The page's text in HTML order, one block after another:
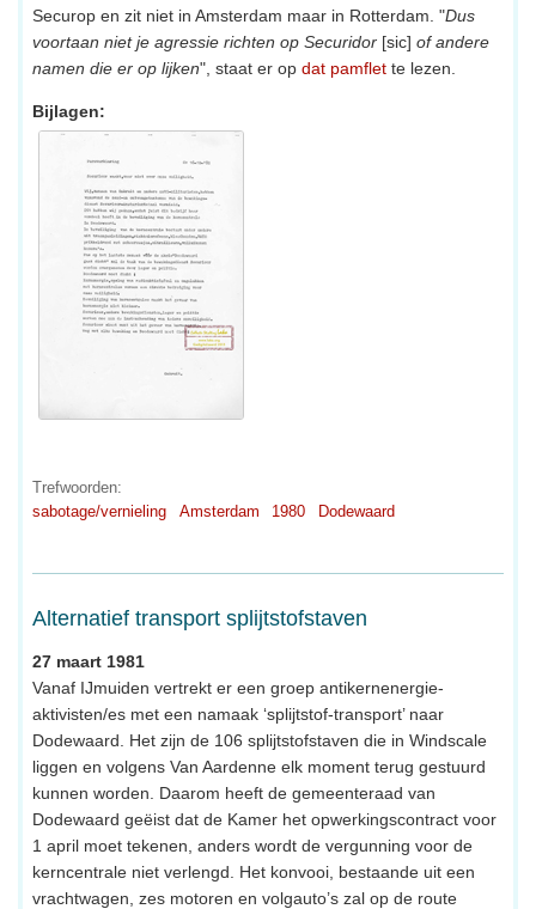
Securop en zit niet in Amsterdam maar in Rotterdam. "Dus
voortaan niet je agressie richten op Securidor [sic] of andere
namen die er op lijken", staat er op dat pamflet te lezen.
Bijlagen:
Trefwoorden:
sabotage/vernieling
Amsterdam 1980 Dodewaard
Alternatief transport splijtstofstaven
27 maart 1981
Vanaf IJmuiden vertrekt er een groep antikernenergie-
aktivisten/es met een namaak ‘splijtstof-transport’ naar
Dodewaard. Het zijn de 106 splijtstofstaven die in Windscale
liggen en volgens Van Aardenne elk moment terug gestuurd
kunnen worden. Daarom heeft de gemeenteraad van
Dodewaard geëist dat de Kamer het opwerkingscontract voor
1 april moet tekenen, anders wordt de vergunning voor de
kerncentrale niet verlengd. Het konvooi, bestaande uit een
vrachtwagen, zes motoren en volgauto’s zal op de route